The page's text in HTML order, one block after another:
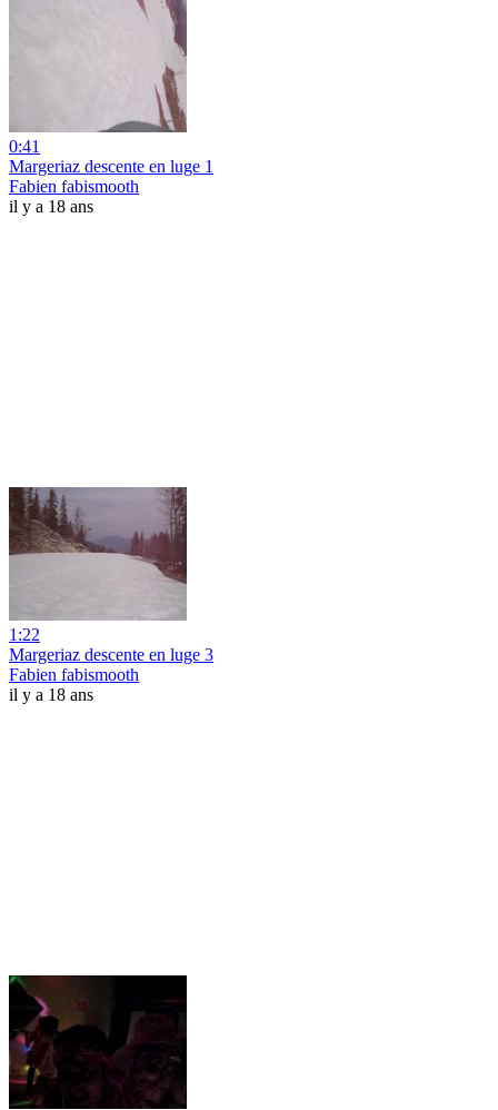
0:41
Margeriaz descente en luge 1
Fabien fabismooth
il y a 18 ans
1:22
Margeriaz descente en luge 3
Fabien fabismooth
il y a 18 ans